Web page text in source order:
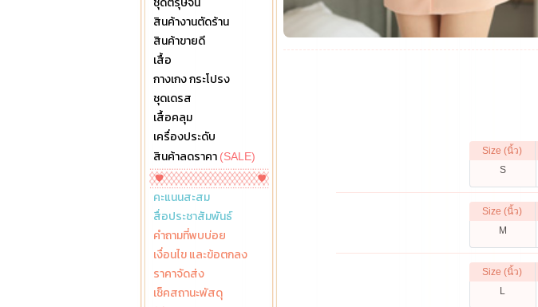
สินค้างานตัดร้าน
สินค้าขายดี
เสื้อ
กางเกง กระโปรง
ชุดเดรส
เสื้อคลุม
เครื่องประดับ
สินค้าลดราคา (SALE)
คะแนนสะสม
สื่อประชาสัมพันธ์
คำถามที่พบบ่อย
เงื่อนไข และข้อตกลง
ราคาจัดส่ง
เช็คสถานะพัสดุ
Size (นิ้ว)
S
Size (นิ้ว)
M
Size (นิ้ว)
L